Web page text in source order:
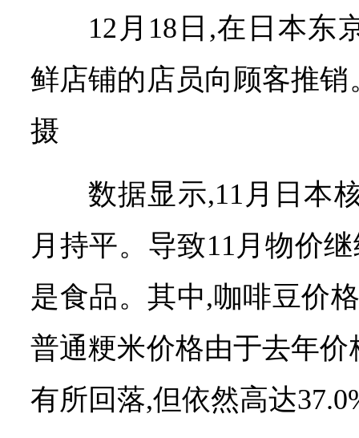
12月18日,在日本东
鲜店铺的店员向顾客推
摄
数据显示,11月日本
月持平。导致11月物价
是食品。其中,咖啡豆价
普通粳米价格由于去年
有所回落,但依然高达